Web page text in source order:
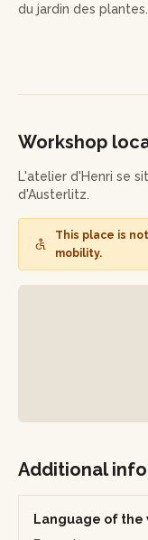
du jardin des
(denoyautage,
fruit selon la
Attention, la
boutique !
Workshop
L'atelier d'Henri se
d'Austerlitz.
This place is
mobility.
Additional
Language of the